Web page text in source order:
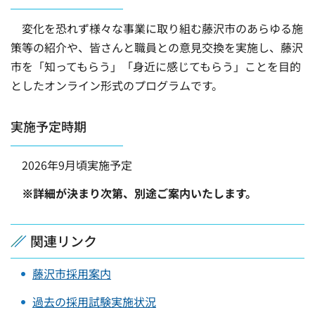
変化を恐れず様々な事業に取り組む藤沢市のあらゆる施
策等の紹介や、皆さんと職員との意見交換を実施し、藤沢
市を「知ってもらう」「身近に感じてもらう」ことを目的
としたオンライン形式のプログラムです。
実施予定時期
2026年9月頃実施予定
※詳細が決まり次第、別途ご案内いたします。
関連リンク
藤沢市採用案内
過去の採用試験実施状況